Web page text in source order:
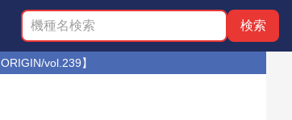
vol.239】